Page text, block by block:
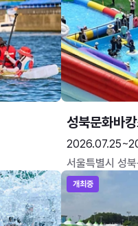
성북문화바
서울특별시 성
개최중